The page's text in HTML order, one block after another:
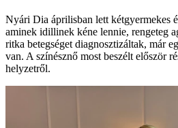
Nyári Dia áprilisban lett kétgyermekes
aminek idillinek kéne lennie, rengeteg
ritka betegséget diagnosztizáltak, már
van. A színésznő most beszélt először
helyzetről.